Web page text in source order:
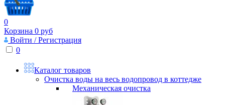
0
Корзина 0 руб
Войти / Регистрация
0
Каталог товаров
Очистка воды на весь водопровод в коттедже
Механическая очистка